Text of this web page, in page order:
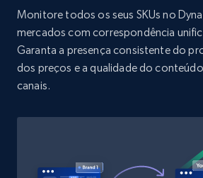
URL, Product id, Title, Product
Rating, Reviews count, Initial price,
and more.
Target - Discover products by
UPC
Monitore todos os seus SKUs no
mercados com correspondência
Garanta a presença consistente do
dos preços e a qualidade do
canais.